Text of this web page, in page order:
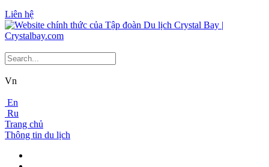
Liên hệ
Vn
En
Ru
Trang chủ
Thông tin du lịch